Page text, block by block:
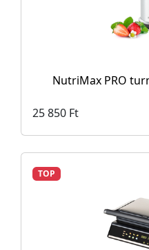
NutriMax PRO
25 850 Ft
TOP